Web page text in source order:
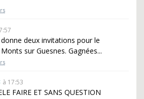
deux invitations pour le
sur Guesnes. Gagnées...
à 17:53
FAIRE ET SANS QUESTION